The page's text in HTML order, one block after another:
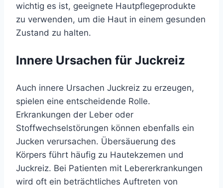
wichtig es ist, geeignete Hautpflegeprodukte
zu verwenden, um die Haut in einem gesunden
Zustand zu halten.
Innere Ursachen für Juckreiz
Auch innere Ursachen Juckreiz zu erzeugen,
spielen eine entscheidende Rolle.
Erkrankungen der Leber oder
Stoffwechselstörungen können ebenfalls ein
Jucken verursachen. Übersäuerung des
Körpers führt häufig zu Hautekzemen und
Juckreiz. Bei Patienten mit Lebererkrankungen
wird oft ein beträchtliches Auftreten von